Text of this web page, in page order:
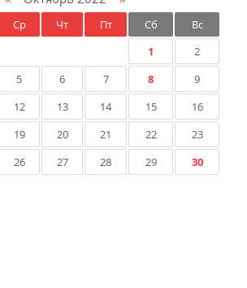
Ср Чт Пт Сб
Вс
1
2
5 6 7 8
9
12 13 14 15
16
19 20 21 22
23
26 27 28 29
30